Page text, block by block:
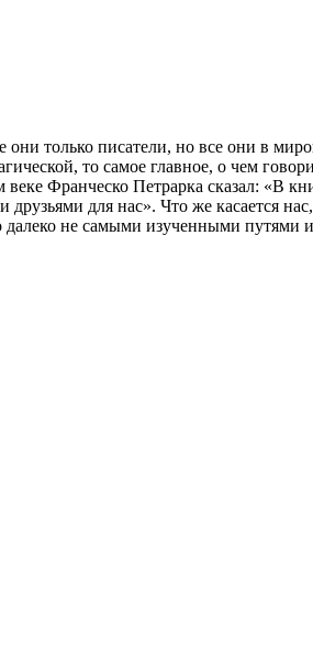
только писатели, но все они в
то самое главное, о чем
Франческо Петрарка сказал: «В
для нас». Что же касается
далеко не самыми изученными путями